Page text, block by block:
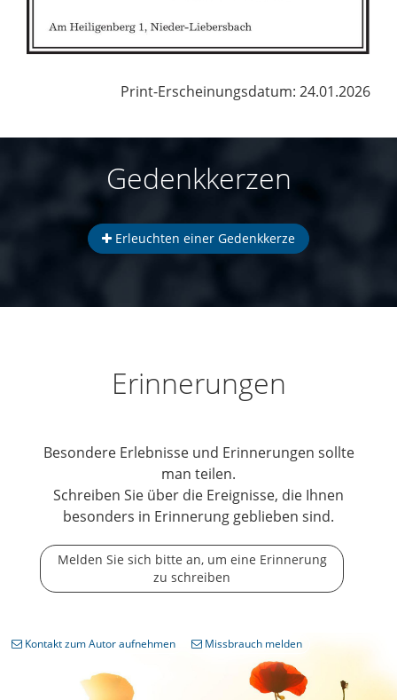
Print-Erscheinungsdatum: 24.01.2026
Gedenkkerzen
Erleuchten einer Gedenkkerze
Erinnerungen
Besondere Erlebnisse und Erinnerungen sollte
man teilen.
Schreiben Sie über die Ereignisse, die Ihnen
besonders in Erinnerung geblieben sind.
Melden Sie sich bitte an, um eine Erinnerung
zu schreiben
Kontakt zum Autor aufnehmen Missbrauch melden